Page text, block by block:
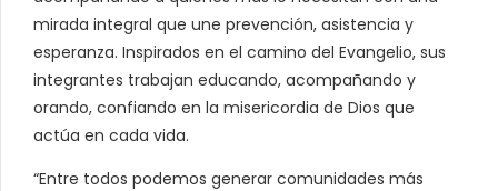
mirada integral que une prevención, asistencia y
esperanza. Inspirados en el camino del Evangelio, sus
integrantes trabajan educando, acompañando y
orando, confiando en la misericordia de Dios que
actúa en cada vida.
“Entre todos podemos generar comunidades más